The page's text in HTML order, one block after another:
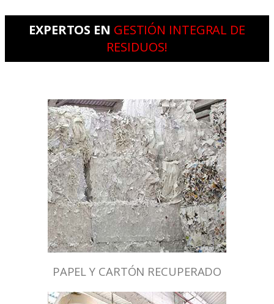
EXPERTOS EN GESTIÓN INTEGRAL DE
RESIDUOS!
PAPEL Y CARTÓN RECUPERADO